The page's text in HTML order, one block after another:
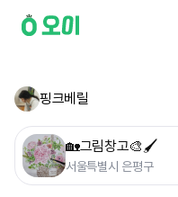
핑크베릴
🏡그림창고🎨🖌
서울특별시 은평구